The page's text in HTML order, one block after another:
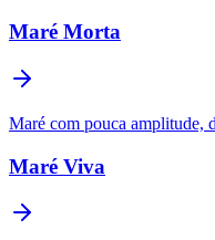
Maré Morta
Maré com pouca amplitude,
Maré Viva